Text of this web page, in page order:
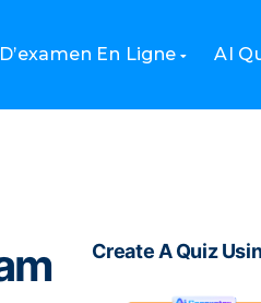
En Ligne AI
Create A Quiz